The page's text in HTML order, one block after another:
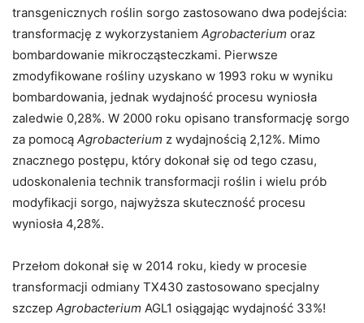
transgenicznych roślin sorgo zastosowano dwa podejścia:
transformację z wykorzystaniem Agrobacterium oraz
bombardowanie mikrocząsteczkami. Pierwsze
zmodyfikowane rośliny uzyskano w 1993 roku w wyniku
bombardowania, jednak wydajność procesu wyniosła
zaledwie 0,28%. W 2000 roku opisano transformację sorgo
za pomocą Agrobacterium z wydajnością 2,12%. Mimo
znacznego postępu, który dokonał się od tego czasu,
udoskonalenia technik transformacji roślin i wielu prób
modyfikacji sorgo, najwyższa skuteczność procesu
wyniosła 4,28%.
Przełom dokonał się w 2014 roku, kiedy w procesie
transformacji odmiany TX430 zastosowano specjalny
szczep Agrobacterium AGL1 osiągając wydajność 33%!